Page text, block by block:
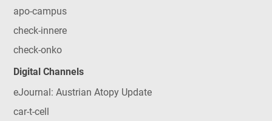
apo-campus
check-innere
check-onko
Digital Channels
eJournal: Austrian Atopy Update
car-t-cell